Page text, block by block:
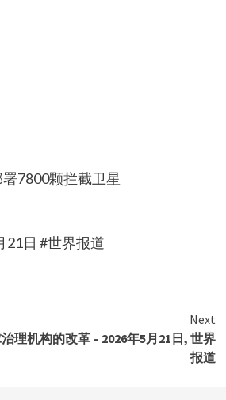
7800颗拦截卫星
21日 #世界报道
Next
理机构的改革 – 2026年5月21日, 世界
报道